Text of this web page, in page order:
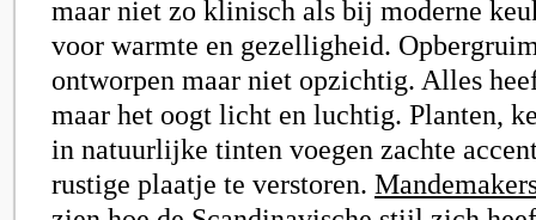
maar niet zo klinisch als bij moderne
voor warmte en gezelligheid.
ontworpen maar niet opzichtig. Alles
maar het oogt licht en luchtig. Planten,
in natuurlijke tinten voegen zachte
rustige plaatje te verstoren.